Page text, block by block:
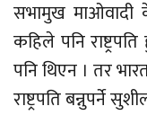
सभामुख माओवादी
कहिले पनि
पनि थिएन । तर
राष्ट्रपति बन्नुपर्ने